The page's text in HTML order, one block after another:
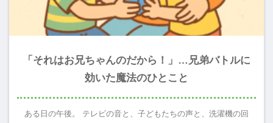
「それはお兄ちゃんのだから！」…兄弟バトルに
効いた魔法のひとこと
ある日の午後。 テレビの音と、子どもたちの声と、洗濯機の回